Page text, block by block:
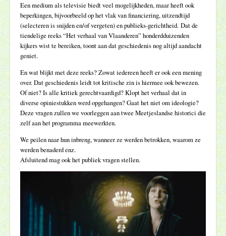
Een medium als televisie biedt veel mogelijkheden, maar heeft ook
beperkingen, bijvoorbeeld op het vlak van financiering, uitzendtijd
(selecteren is snijden en/of vergeten) en publieks-gerichtheid. Dat de
tiendelige reeks “Het verhaal van Vlaanderen” honderdduizenden
kijkers wist te bereiken, toont aan dat geschiedenis nog altijd aandacht
geniet.
En wat blijkt met deze reeks? Zowat iedereen heeft er ook een mening
over. Dat geschiedenis leidt tot kritische zin is hiermee ook bewezen.
Of niet? Is alle kritiek gerechtvaardigd? Klopt het verhaal dat in
diverse opiniestukken werd opgehangen? Gaat het niet om ideologie?
Deze vragen zullen we voorleggen aan twee Meetjeslandse historici die
zelf aan het programma meewerkten.
We peilen naar hun inbreng, wanneer ze werden betrokken, waarom ze
werden benaderd enz.
Afsluitend mag ook het publiek vragen stellen.